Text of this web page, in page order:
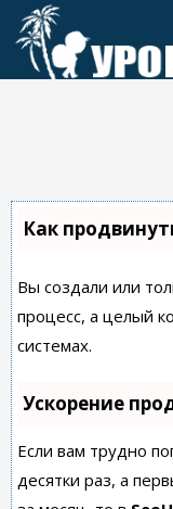
Перейти
контенту
Как
Вы создали или
процесс, а целый
системах.
Ускорение
Если вам трудно
десятки раз, а